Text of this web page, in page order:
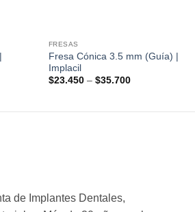
FRESAS
Fresa Cónica 3.5 mm (Guía) |
Implacil
$23.450– $35.700
de Implantes Dentales,